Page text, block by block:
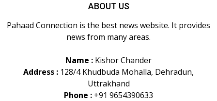
ABOUT US
Pahaad Connection is the best news website. It provides
news from many areas.
Name : Kishor Chander
Address : 128/4 Khudbuda Mohalla, Dehradun,
Uttrakhand
Phone : +91 9654390633